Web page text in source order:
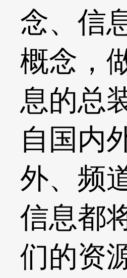
念、信
概念，
息的总
自国内
外、频
信息都
们的资